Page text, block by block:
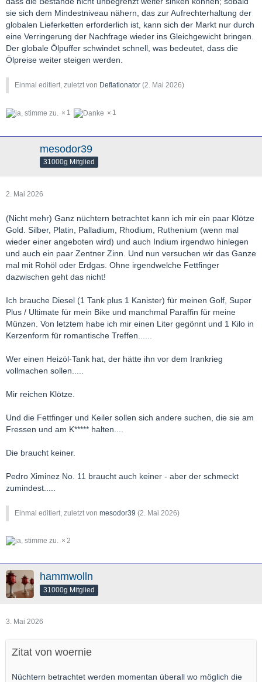
sie sich dem Mindestniveau nähern, das zur Aufrechterhaltung der
globalen Lieferketten erforderlich ist, kann sich der Markt nur durch
eine Verringerung der Nachfrage wieder ins Gleichgewicht bringen.
Der globale Ölpuffer schwindet schnell, was bedeutet, dass die
Ölpreise weiter steigen werden.
Einmal editiert, zuletzt von Deflationator (2. Mai 2026)
1 1
mesodor39
31000g Mitglied
2. Mai 2026
(Nicht mehr) Ganz nüchtern betrachtet kann ich mir ein paar Klötze
Gold. Silber, Platin, Palladium, Rhodium, Ruthenium (wenn mal
wieder einer angeboten wird) und auch Indium irgendwo hinlegen
und auch ein paar Zentner Zinn. Und nun versuchen wir das Ganze
mal mit Rohöl oder Erdgas. Ohne irgendwelche Fettfinger
dazwischen geht das nicht!
Ich brauche Diesel (1 Tank plus 1 Kanister) für meinen Golf, Super
Plus / Ultimate für mein Bike und manchmal Paraffin für meine
Münzen. Von letztem habe ich mir einen Liter gegönnt und 1 Kilo in
Kerzenform für romantische Treffen......
Wer einen Heizöl-Tank hat, der hätte ihn vor dem Irankrieg
vollmachen sollen.....
Mir reichen Klötze.
Und die Fettfinger und Keiler sollen sich andere suchen, die sie am
Fressen und am K***** halten....
Die braucht keiner.
Pedro Ximinez No. 11 braucht auch keiner - aber der schmeckt
zumindest.....
Einmal editiert, zuletzt von mesodor39 (2. Mai 2026)
2
hammwolln
31000g Mitglied
3. Mai 2026
Zitat von woernie
Nüchtern betrachtet werden momentan überall wo möglich die